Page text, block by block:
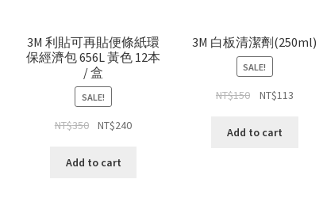
3M 利貼可再貼便條紙環
保經濟包 656L 黃色 12本
/ 盒
SALE!
NT$350 NT$240
Add to cart
3M 白板清潔劑(250ml)
SALE!
NT$150 NT$113
Add to cart